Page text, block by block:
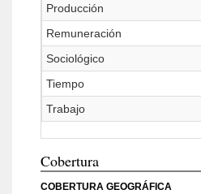
Producción
Remuneración
Sociológico
Tiempo
Trabajo
Cobertura
COBERTURA GEOGRÁFICA